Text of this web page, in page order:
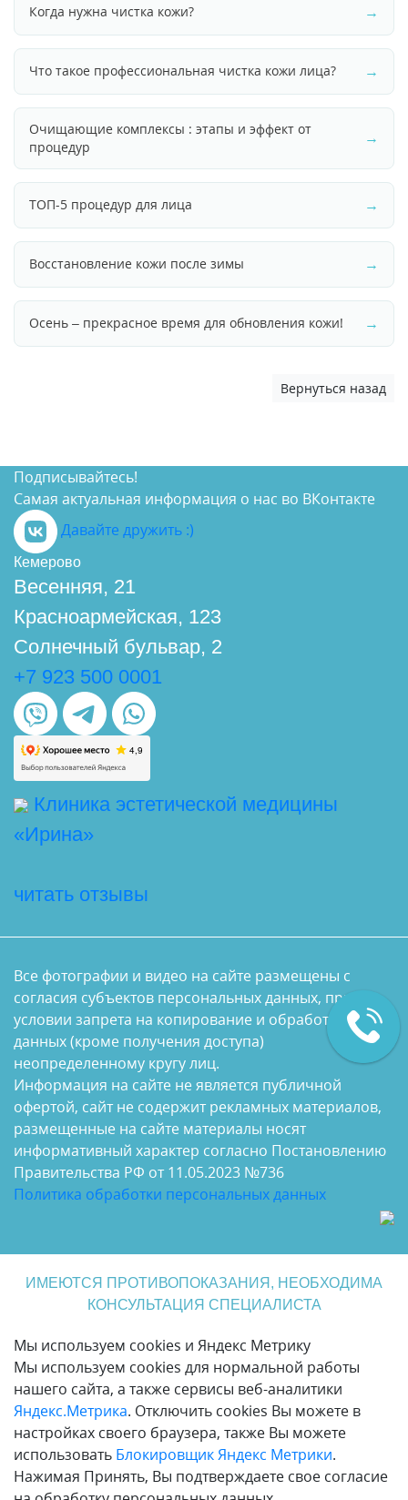
Когда нужна чистка кожи? →
Что такое профессиональная чистка кожи лица? →
Очищающие комплексы : этапы и эффект от
процедур
→
ТОП-5 процедур для лица →
Восстановление кожи после зимы →
Осень – прекрасное время для обновления кожи! →
Вернуться назад
Подписывайтесь!
Самая актуальная информация о нас во ВКонтакте
Давайте дружить :)
Кемерово
Весенняя, 21
Красноармейская, 123
Солнечный бульвар, 2
+7 923 500 0001
Клиника эстетической медицины
«Ирина»
читать отзывы
Все фотографии и видео на сайте размещены с
согласия субъектов персональных данных, при
условии запрета на копирование и обработку этих
данных (кроме получения доступа)
неопределенному кругу лиц.
Информация на сайте не является публичной
офертой, сайт не содержит рекламных материалов,
размещенные на сайте материалы носят
информативный характер согласно Постановлению
Правительства РФ от 11.05.2023 №736
Политика обработки персональных данных
ИМЕЮТСЯ ПРОТИВОПОКАЗАНИЯ, НЕОБХОДИМА
КОНСУЛЬТАЦИЯ СПЕЦИАЛИСТА
Мы используем cookies и Яндекс Метрику
Мы используем cookies для нормальной работы
нашего сайта, а также сервисы веб-аналитики
Яндекс.Метрика. Отключить cookies Вы можете в
настройках своего браузера, также Вы можете
использовать Блокировщик Яндекс Метрики.
Нажимая Принять, Вы подтверждаете свое согласие